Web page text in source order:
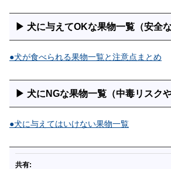
▶ 犬に与えてOKな果物一覧（安全な
●犬が食べられる果物一覧と注意点まとめ
▶ 犬にNGな果物一覧（中毒リスクや
●犬に与えてはいけない果物一覧
共有: